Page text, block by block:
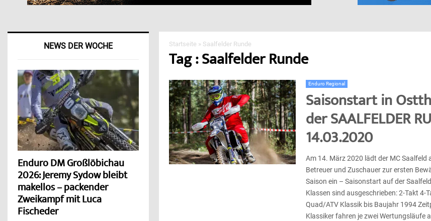
Startseite » Saalfelder Runde
Tag : Saalfelder Runde
Enduro Regional
Saisonstart in
der SAALFELDER
14.03.2020
Am 14. März 2020 lädt der MC Saalfeld
Betreuer und Zuschauer zur ersten
Saison ein – Saisonstart auf der
Klassen sind ausgeschrieben: 2-Takt 4-
Quad/ATV Klassik bis Baujahr 1994
Klassiker fahren je zwei Wertungsläufe
NEWS DER WOCHE
Enduro DM Großlöbichau
2026: Jeremy Sydow bleibt
makellos – packender
Zweikampf mit Luca
Fischeder